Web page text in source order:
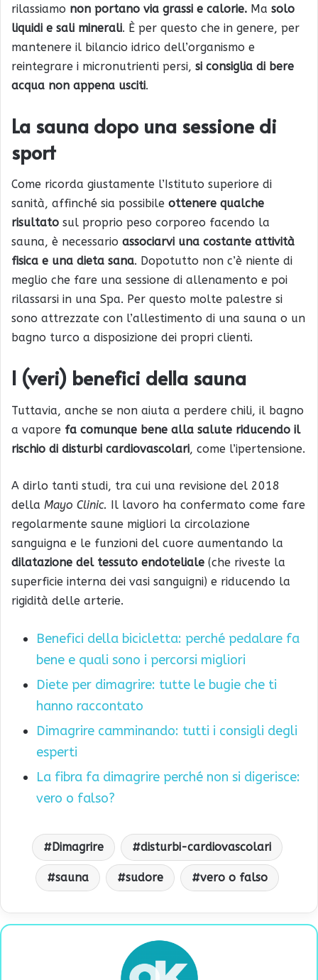
rilassiamo non portano via grassi e calorie. Ma solo
liquidi e sali minerali. È per questo che in genere, per
mantenere il bilancio idrico dell’organismo e
reintegrare i micronutrienti persi, si consiglia di bere
acqua non appena usciti.
La sauna dopo una sessione di
sport
Come ricorda giustamente l’Istituto superiore di
sanità, affinché sia possibile ottenere qualche
risultato sul proprio peso corporeo facendo la
sauna, è necessario associarvi una costante attività
fisica e una dieta sana. Dopotutto non c’è niente di
meglio che fare una sessione di allenamento e poi
rilassarsi in una Spa. Per questo molte palestre si
sono attrezzate con l’allestimento di una sauna o un
bagno turco a disposizione dei propri clienti.
I (veri) benefici della sauna
Tuttavia, anche se non aiuta a perdere chili, il bagno
a vapore fa comunque bene alla salute riducendo il
rischio di disturbi cardiovascolari, come l’ipertensione.
A dirlo tanti studi, tra cui una revisione del 2018
della Mayo Clinic. Il lavoro ha confermato come fare
regolarmente saune migliori la circolazione
sanguigna e le funzioni del cuore aumentando la
dilatazione del tessuto endoteliale (che riveste la
superficie interna dei vasi sanguigni) e riducendo la
rigidità delle arterie.
Benefici della bicicletta: perché pedalare fa
bene e quali sono i percorsi migliori
Diete per dimagrire: tutte le bugie che ti
hanno raccontato
Dimagrire camminando: tutti i consigli degli
esperti
La fibra fa dimagrire perché non si digerisce:
vero o falso?
Dimagrire disturbi-cardiovascolari
sauna sudore vero o falso